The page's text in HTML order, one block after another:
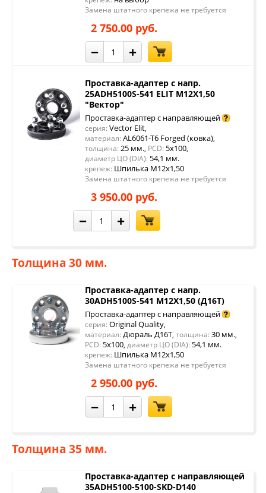
Замена штатного крепежа не требуется
2 750.00 руб.
− +
Проставка-адаптер с напр.
25ADH5100S-541 ELIT M12X1,50
"Вектор"
Проставка-адаптер с направляющей
серия: Vector Elit,
материал: AL6061-T6 Forged (ковка),
толщина: 25 мм., PCD: 5x100,
диаметр ЦО (DIA): 54,1 мм.
крепеж: Шпилька М12х1,50
Замена штатного крепежа не требуется
3 950.00 руб.
− +
Толщина 30 мм.
Проставка-адаптер с напр.
30ADH5100S-541 М12Х1,50 (Д16Т)
Проставка-адаптер с направляющей
серия: Original Quality,
материал: Дюраль Д16Т, толщина: 30 мм.,
PCD: 5x100, диаметр ЦО (DIA): 54,1 мм.
крепеж: Шпилька М12х1,50
Замена штатного крепежа не требуется
2 950.00 руб.
− +
Толщина 35 мм.
Проставка-адаптер с направляющей
35ADH5100-5100-SKD-D140